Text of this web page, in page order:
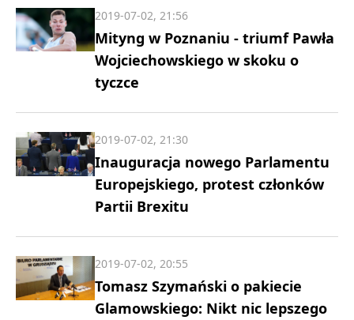
Mityng w Poznaniu - triumf Pawła
Wojciechowskiego w skoku o
tyczce
2019-07-02, 21:56
Inauguracja nowego Parlamentu
Europejskiego, protest członków
Partii Brexitu
2019-07-02, 21:30
Tomasz Szymański o pakiecie
Glamowskiego: Nikt nic lepszego
2019-07-02, 20:55